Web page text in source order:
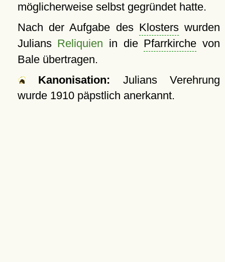
möglicherweise selbst gegründet hatte.
Nach der Aufgabe des Klosterswurden
Julians Reliquien in die Pfarrkirche von
Bale übertragen.
Kanonisation: Julians Verehrung
wurde 1910päpstlich anerkannt.